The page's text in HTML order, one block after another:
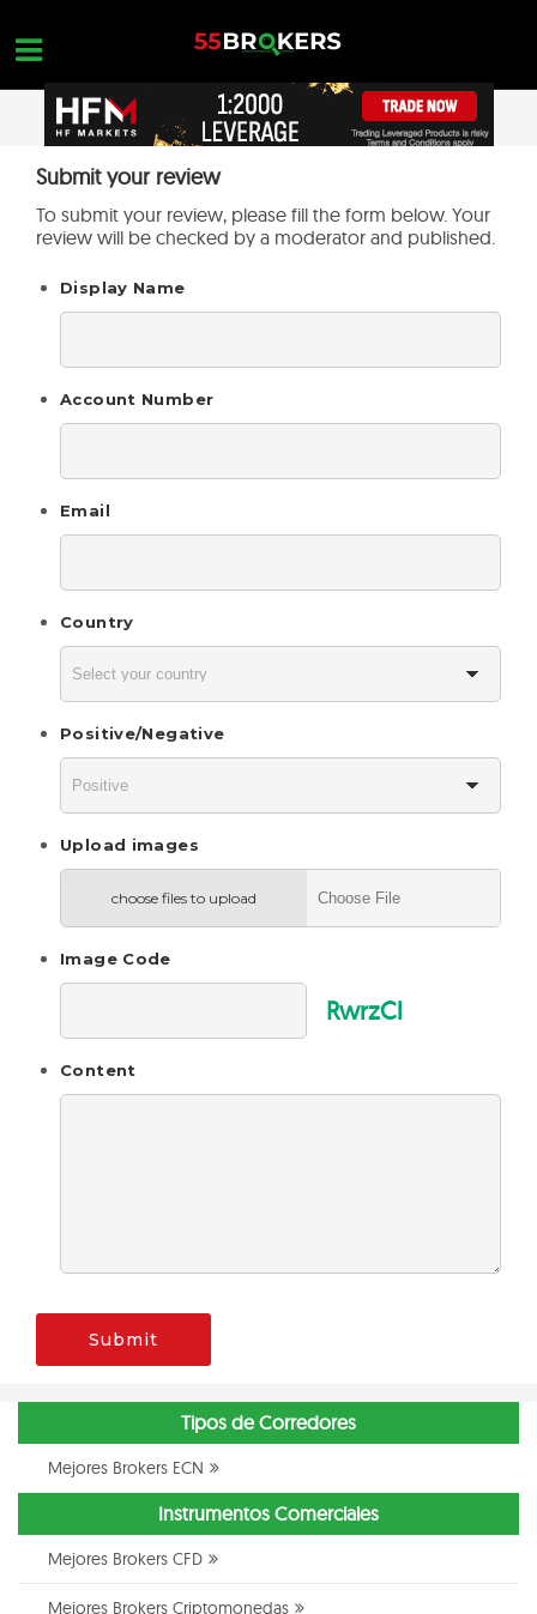
content
HOGAR
MEJORES BROKERS FOREX
FORMACIÓN EN FOREX
CONSULTAS DE OPERACIONES
CONTACTA
OPEN A FREE ACCOUNT
Nothing found...
Submit your review
To submit your review, please fill the form below. Your
review will be checked by a moderator and published.
Display Name
Account Number
Email
Country
Positive/Negative
Upload images
choose files to upload
Image Code
RwrzCl
Content
Submit
Tipos de Corredores
Mejores Brokers ECN
Instrumentos Comerciales
Mejores Brokers CFD
Mejores Brokers Criptomonedas